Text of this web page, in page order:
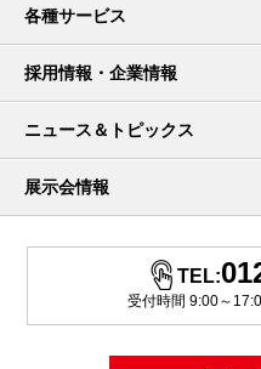
各種サービス
採用情報・企業情報
ニュース＆トピックス
展示会情報
TEL:
受付時間 9:00～